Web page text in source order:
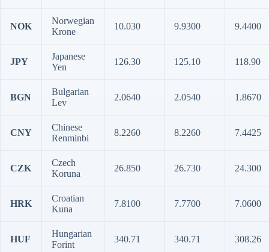
NOK
Norwegian
Krone
10.030 9.9300 9.4400
JPY
Japanese
Yen
126.30 125.10 118.90
BGN
Bulgarian
Lev
2.0640 2.0540 1.8670
CNY
Chinese
Renminbi
8.2260 8.2260 7.4425
CZK
Czech
Koruna
26.850 26.730 24.300
HRK
Croatian
Kuna
7.8100 7.7700 7.0600
HUF
Hungarian
Forint
340.71 340.71 308.26